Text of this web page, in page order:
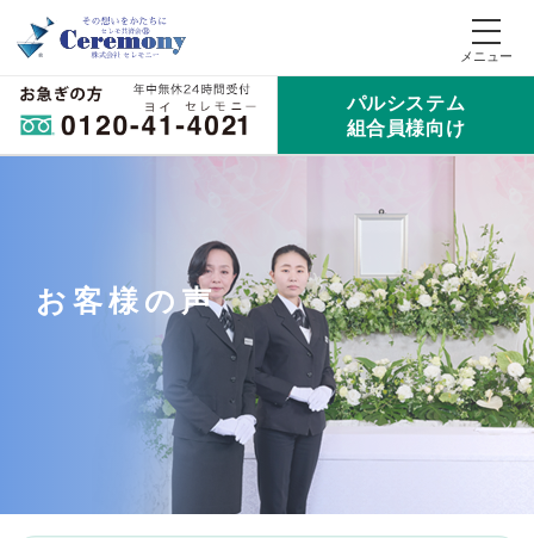
パルシステム
組合員様向け
お客様の声